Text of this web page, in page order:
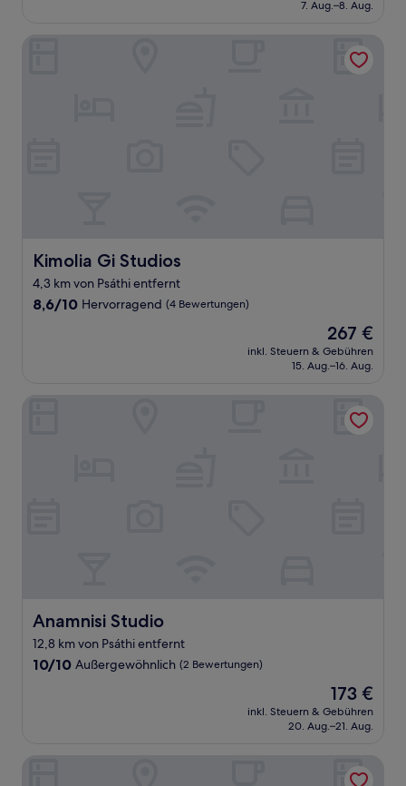
7. Aug.–8. Aug.
Kimolia Gi Studios
Kimolia Gi Studios
4,3 km von Psáthi entfernt
8.6
8,6/10 Hervorragend (4 Bewertungen)
Der
Preis
beträgt
267 €
inkl. Steuern & Gebühren
15. Aug.–16. Aug.
Anamnisi Studio
Anamnisi Studio
12,8 km von Psáthi entfernt
10.0
10/10 Außergewöhnlich (2 Bewertungen)
Der
Preis
beträgt
173 €
inkl. Steuern & Gebühren
20. Aug.–21. Aug.